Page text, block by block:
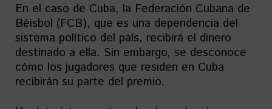
En el caso de Cuba, la Federación Cubana de
Béisbol (FCB), que es una dependencia del
sistema político del país, recibirá el dinero
destinado a ella. Sin embargo, se desconoce
cómo los jugadores que residen en Cuba
recibirán su parte del premio.